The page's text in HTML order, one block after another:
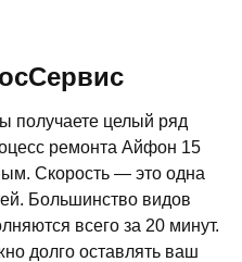
получаете целый ряд
ремонта Айфон 15
Скорость — это одна
Большинство видов
всего за 20 минут.
долго оставлять ваш